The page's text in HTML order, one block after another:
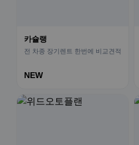
카슐랭
전 차종 장기렌트 한번에 비교견적
NEW